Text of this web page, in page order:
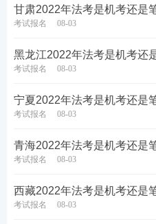
甘肃2022年法考是机考还是
考试报名 08-03
黑龙江2022年法考是机考还
考试报名 08-03
宁夏2022年法考是机考还是
考试报名 08-03
青海2022年法考是机考还是
考试报名 08-03
西藏2022年法考是机考还是
考试报名 08-03